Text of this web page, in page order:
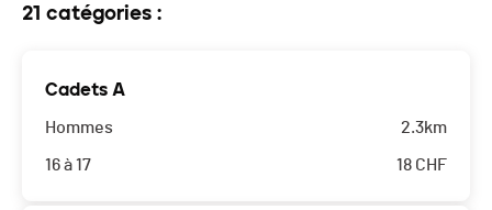
21 catégories :
Cadets A
Hommes
16 à 17
2.3km
18 CHF